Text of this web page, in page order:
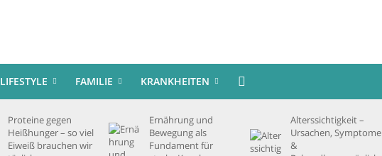
LIFESTYLE FAMILIE KRANKHEITEN
Proteine gegen
Heißhunger – so viel
Eiweiß brauchen wir
Ernährung und
Bewegung als
Fundament für
Alterssichtigkeit –
Ursachen, Symptome
&